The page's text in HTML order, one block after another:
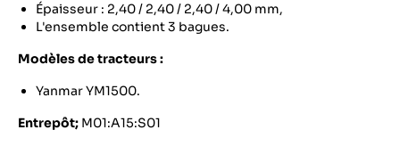
Épaisseur : 2,40 / 2,40 / 2,40 / 4,00 mm,
L'ensemble contient 3 bagues.
Modèles de tracteurs :
Yanmar YM1500.
Entrepôt; M01:A15:S01